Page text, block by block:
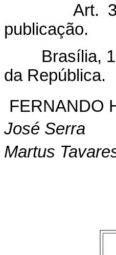
Art.
publicação.
Brasília, 16
da República.
FERNANDO
José Serra
Martus